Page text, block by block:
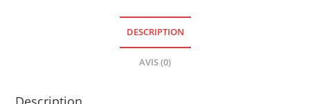
DESCRIPTION
AVIS (0)